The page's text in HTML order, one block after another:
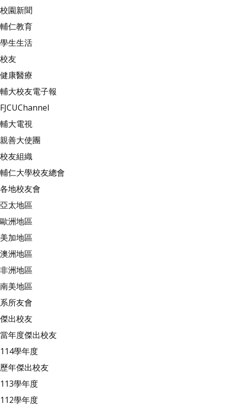
校園新聞
輔仁教育
學生生活
校友
健康醫療
輔大校友電子報
FJCUChannel
輔大電視
親善大使團
校友組織
輔仁大學校友總會
各地校友會
亞太地區
歐洲地區
美加地區
澳洲地區
非洲地區
南美地區
系所友會
傑出校友
當年度傑出校友
114學年度
歷年傑出校友
113學年度
112學年度